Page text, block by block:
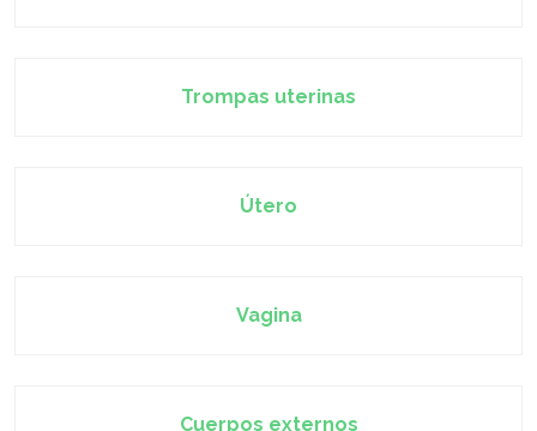
Trompas uterinas
Útero
Vagina
Cuerpos externos